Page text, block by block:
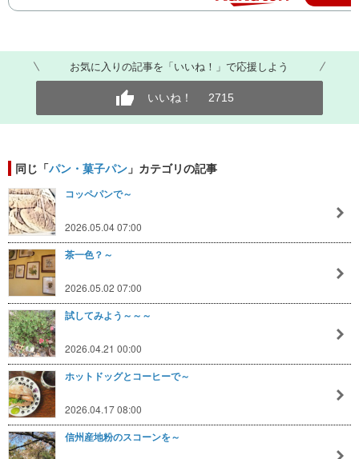
お気に入りの記事を「いいね！」で応援しよう
いいね！ 2715
同じ「パン・菓子パン 」カテゴリの記事
コッペパンで～
2026.05.04 07:00
茶一色？～
2026.05.02 07:00
試してみよう～～～
2026.04.21 00:00
ホットドッグとコーヒーで～
2026.04.17 08:00
信州産地粉のスコーンを～